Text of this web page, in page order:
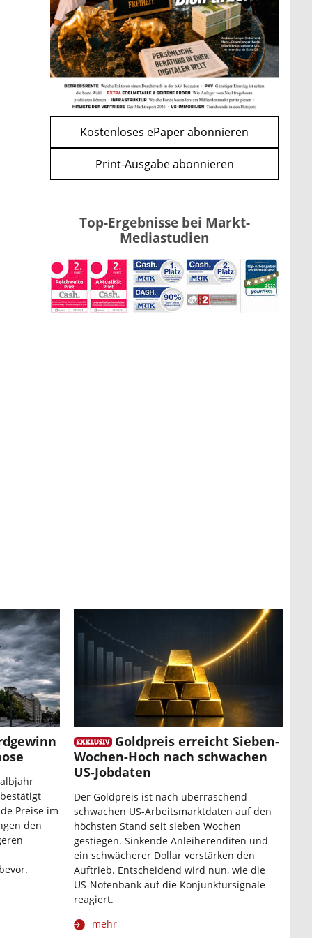
WEITERE ARTIKEL
zurückweiter
Förderung im Überblick –
Tabelle mit Kreditbeträgen und
Einkommensgrenzen
mehr
Kostenloses ePaper abonnieren
Print-Ausgabe abonnieren
Top-Ergebnisse bei Markt-
Mediastudien
Preise im
den
Goldpreis erreicht Sieben-
Wochen-Hoch nach schwachen
US-Jobdaten
Der Goldpreis ist nach überraschend
schwachen US-Arbeitsmarktdaten auf den
höchsten Stand seit sieben Wochen
gestiegen. Sinkende Anleiherenditen und
ein schwächerer Dollar verstärken den
Auftrieb. Entscheidend wird nun, wie die
US-Notenbank auf die Konjunktursignale
reagiert.
mehr